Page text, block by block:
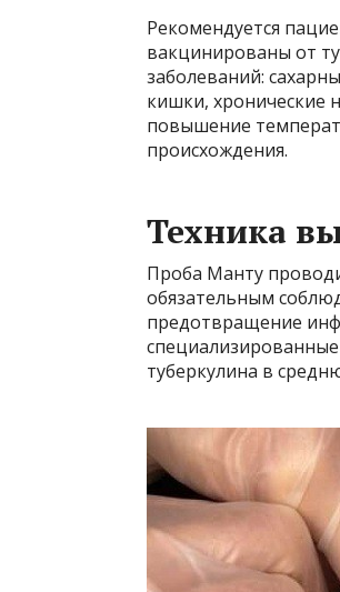
Рекомендуется
вакцинированы от
заболеваний:
кишки, хронические
повышение
происхождения.
Техника
Проба Манту
обязательным
предотвращение
туберкулина в